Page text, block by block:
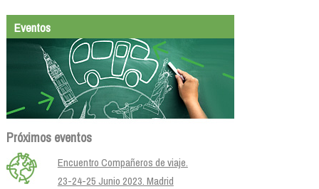
Eventos
Próximos eventos
Encuentro Compañeros de viaje.
23-24-25 Junio 2023. Madrid